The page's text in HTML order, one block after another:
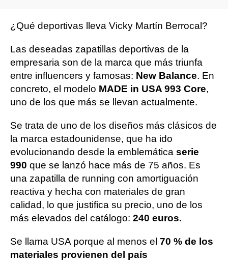
¿Qué deportivas lleva Vicky Martín Berrocal?
Las deseadas zapatillas deportivas de la
empresaria son de la marca que más triunfa
entre influencers y famosas: New Balance. En
concreto, el modelo MADE in USA 993 Core,
uno de los que más se llevan actualmente.
Se trata de uno de los diseños más clásicos de
la marca estadounidense, que ha ido
evolucionando desde la emblemática serie
990 que se lanzó hace más de 75 años. Es
una zapatilla de running con amortiguación
reactiva y hecha con materiales de gran
calidad, lo que justifica su precio, uno de los
más elevados del catálogo: 240 euros.
Se llama USA porque al menos el 70 % de los
materiales provienen del país